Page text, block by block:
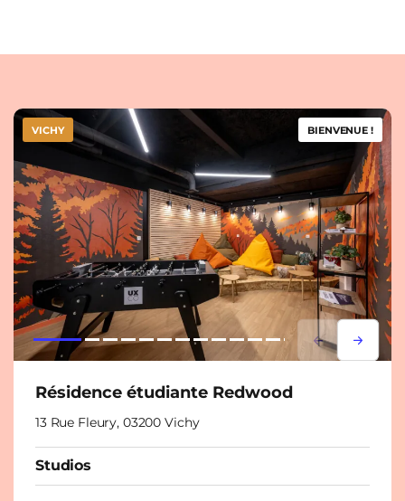
Lorem ipsum
Lorem
VICHY BIENVENUE !
Résidence étudiante Redwood
13 Rue Fleury, 03200 Vichy
Studios